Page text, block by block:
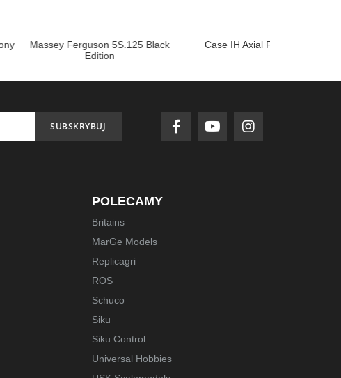
5S.125 Black
Case IH Axial Flow 2188
SUBSKRYBUJ
POLECAMY
Britains
MarGe Models
Replicagri
ROS
Schuco
Siku
Siku Control
Universal Hobbies